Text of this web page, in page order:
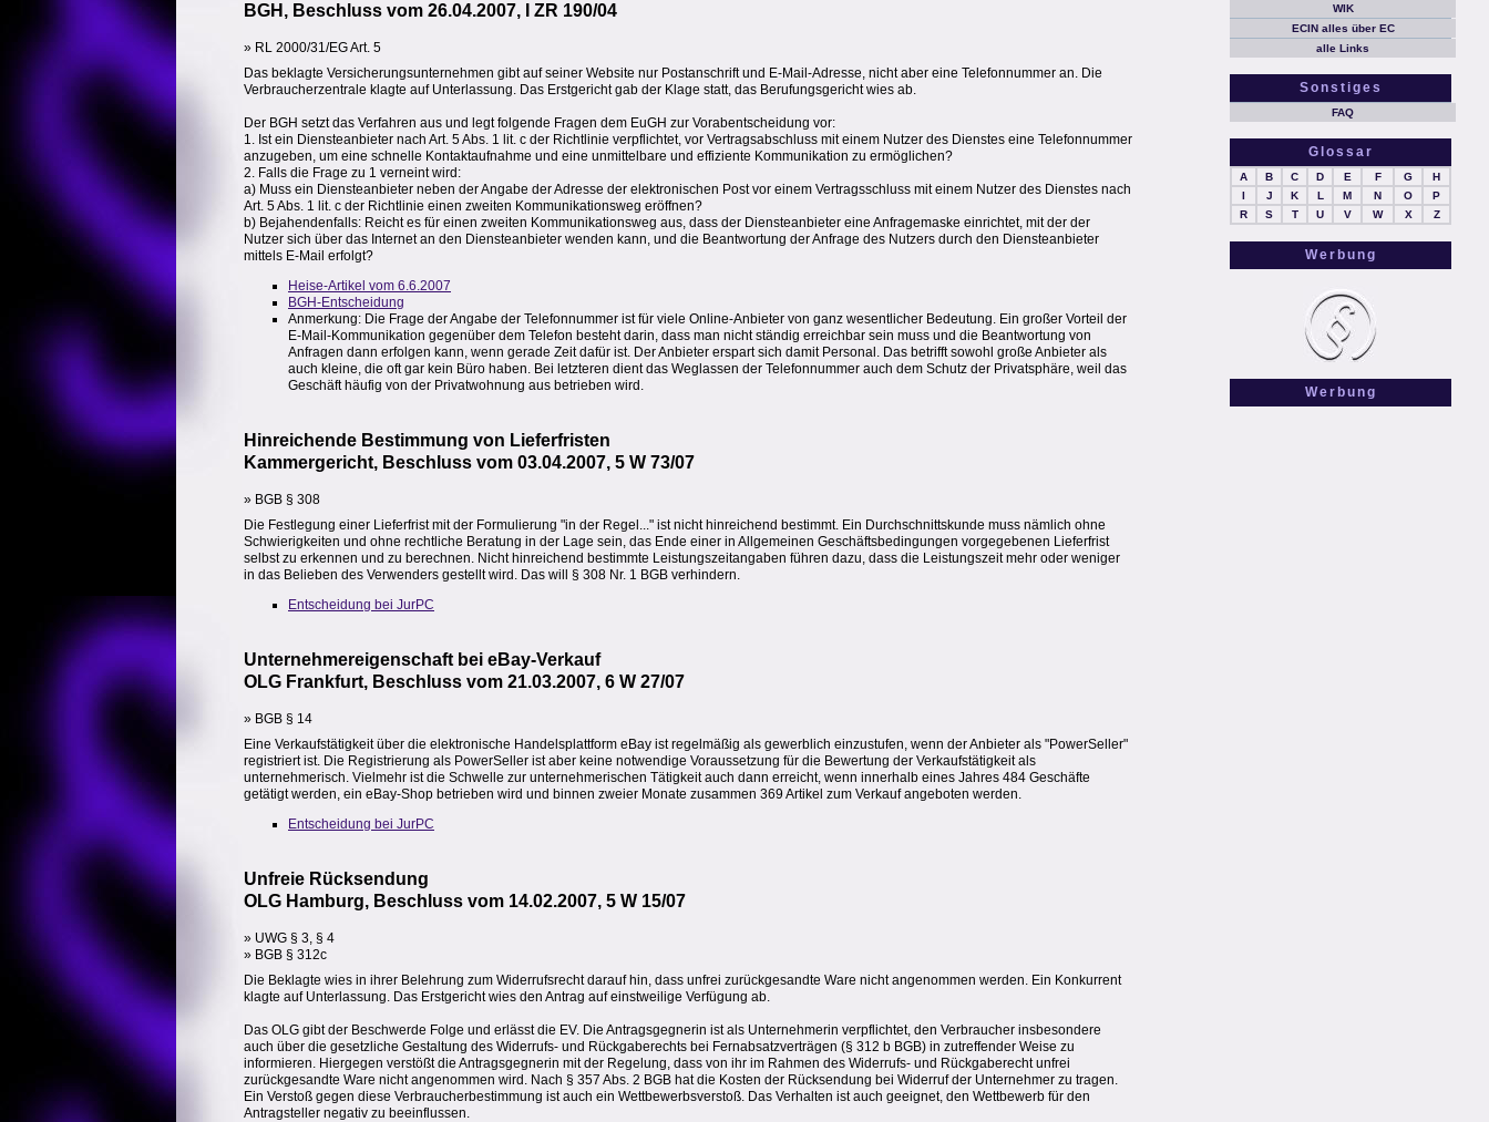
BGH, Beschluss vom 26.04.2007, I ZR 190/04
» RL 2000/31/EG Art. 5
Das beklagte Versicherungsunternehmen gibt auf seiner Website nur Postanschrift und E-Mail-Adresse, nicht aber eine Telefonnummer an. Die
Verbraucherzentrale klagte auf Unterlassung. Das Erstgericht gab der Klage statt, das Berufungsgericht wies ab.
Der BGH setzt das Verfahren aus und legt folgende Fragen dem EuGH zur Vorabentscheidung vor:
1. Ist ein Diensteanbieter nach Art. 5 Abs. 1 lit. c der Richtlinie verpflichtet, vor Vertragsabschluss mit einem Nutzer des Dienstes eine Telefonnummer
anzugeben, um eine schnelle Kontaktaufnahme und eine unmittelbare und effiziente Kommunikation zu ermöglichen?
2. Falls die Frage zu 1 verneint wird:
a) Muss ein Diensteanbieter neben der Angabe der Adresse der elektronischen Post vor einem Vertragsschluss mit einem Nutzer des Dienstes nach
Art. 5 Abs. 1 lit. c der Richtlinie einen zweiten Kommunikationsweg eröffnen?
b) Bejahendenfalls: Reicht es für einen zweiten Kommunikationsweg aus, dass der Diensteanbieter eine Anfragemaske einrichtet, mit der der
Nutzer sich über das Internet an den Diensteanbieter wenden kann, und die Beantwortung der Anfrage des Nutzers durch den Diensteanbieter
mittels E-Mail erfolgt?
Heise-Artikel vom 6.6.2007
BGH-Entscheidung
Anmerkung: Die Frage der Angabe der Telefonnummer ist für viele Online-Anbieter von ganz wesentlicher Bedeutung. Ein großer Vorteil der
E-Mail-Kommunikation gegenüber dem Telefon besteht darin, dass man nicht ständig erreichbar sein muss und die Beantwortung von
Anfragen dann erfolgen kann, wenn gerade Zeit dafür ist. Der Anbieter erspart sich damit Personal. Das betrifft sowohl große Anbieter als
auch kleine, die oft gar kein Büro haben. Bei letzteren dient das Weglassen der Telefonnummer auch dem Schutz der Privatsphäre, weil das
Geschäft häufig von der Privatwohnung aus betrieben wird.
Hinreichende Bestimmung von Lieferfristen
Kammergericht, Beschluss vom 03.04.2007, 5 W 73/07
» BGB § 308
Die Festlegung einer Lieferfrist mit der Formulierung "in der Regel..." ist nicht hinreichend bestimmt. Ein Durchschnittskunde muss nämlich ohne
Schwierigkeiten und ohne rechtliche Beratung in der Lage sein, das Ende einer in Allgemeinen Geschäftsbedingungen vorgegebenen Lieferfrist
selbst zu erkennen und zu berechnen. Nicht hinreichend bestimmte Leistungszeitangaben führen dazu, dass die Leistungszeit mehr oder weniger
in das Belieben des Verwenders gestellt wird. Das will § 308 Nr. 1 BGB verhindern.
Entscheidung bei JurPC
Unternehmereigenschaft bei eBay-Verkauf
OLG Frankfurt, Beschluss vom 21.03.2007, 6 W 27/07
» BGB § 14
Eine Verkaufstätigkeit über die elektronische Handelsplattform eBay ist regelmäßig als gewerblich einzustufen, wenn der Anbieter als "PowerSeller"
registriert ist. Die Registrierung als PowerSeller ist aber keine notwendige Voraussetzung für die Bewertung der Verkaufstätigkeit als
unternehmerisch. Vielmehr ist die Schwelle zur unternehmerischen Tätigkeit auch dann erreicht, wenn innerhalb eines Jahres 484 Geschäfte
getätigt werden, ein eBay-Shop betrieben wird und binnen zweier Monate zusammen 369 Artikel zum Verkauf angeboten werden.
Entscheidung bei JurPC
Unfreie Rücksendung
OLG Hamburg, Beschluss vom 14.02.2007, 5 W 15/07
» UWG § 3, § 4
» BGB § 312c
Die Beklagte wies in ihrer Belehrung zum Widerrufsrecht darauf hin, dass unfrei zurückgesandte Ware nicht angenommen werden. Ein Konkurrent
klagte auf Unterlassung. Das Erstgericht wies den Antrag auf einstweilige Verfügung ab.
Das OLG gibt der Beschwerde Folge und erlässt die EV. Die Antragsgegnerin ist als Unternehmerin verpflichtet, den Verbraucher insbesondere
auch über die gesetzliche Gestaltung des Widerrufs- und Rückgaberechts bei Fernabsatzverträgen (§ 312 b BGB) in zutreffender Weise zu
informieren. Hiergegen verstößt die Antragsgegnerin mit der Regelung, dass von ihr im Rahmen des Widerrufs- und Rückgaberecht unfrei
zurückgesandte Ware nicht angenommen wird. Nach § 357 Abs. 2 BGB hat die Kosten der Rücksendung bei Widerruf der Unternehmer zu tragen.
Ein Verstoß gegen diese Verbraucherbestimmung ist auch ein Wettbewerbsverstoß. Das Verhalten ist auch geeignet, den Wettbewerb für den
Antragsteller negativ zu beeinflussen.
WIK
ECIN alles über EC
alle Links
Sonstiges
FAQ
Glossar
A B C D E F G
H
I
J K L M N O
P
R
S T U V W X Z
Werbung
Werbung